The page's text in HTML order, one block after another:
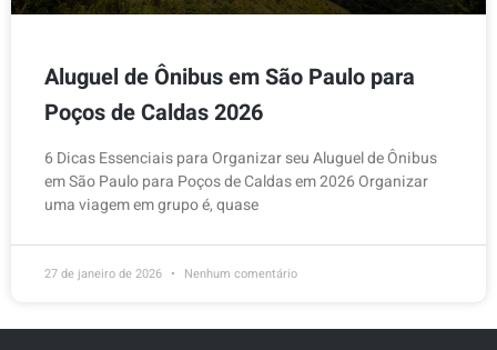
Aluguel de Ônibus em São Paulo para
Poços de Caldas 2026
6 Dicas Essenciais para Organizar seu Aluguel de Ônibus
em São Paulo para Poços de Caldas em 2026 Organizar
uma viagem em grupo é, quase
27 de janeiro de 2026 Nenhum comentário